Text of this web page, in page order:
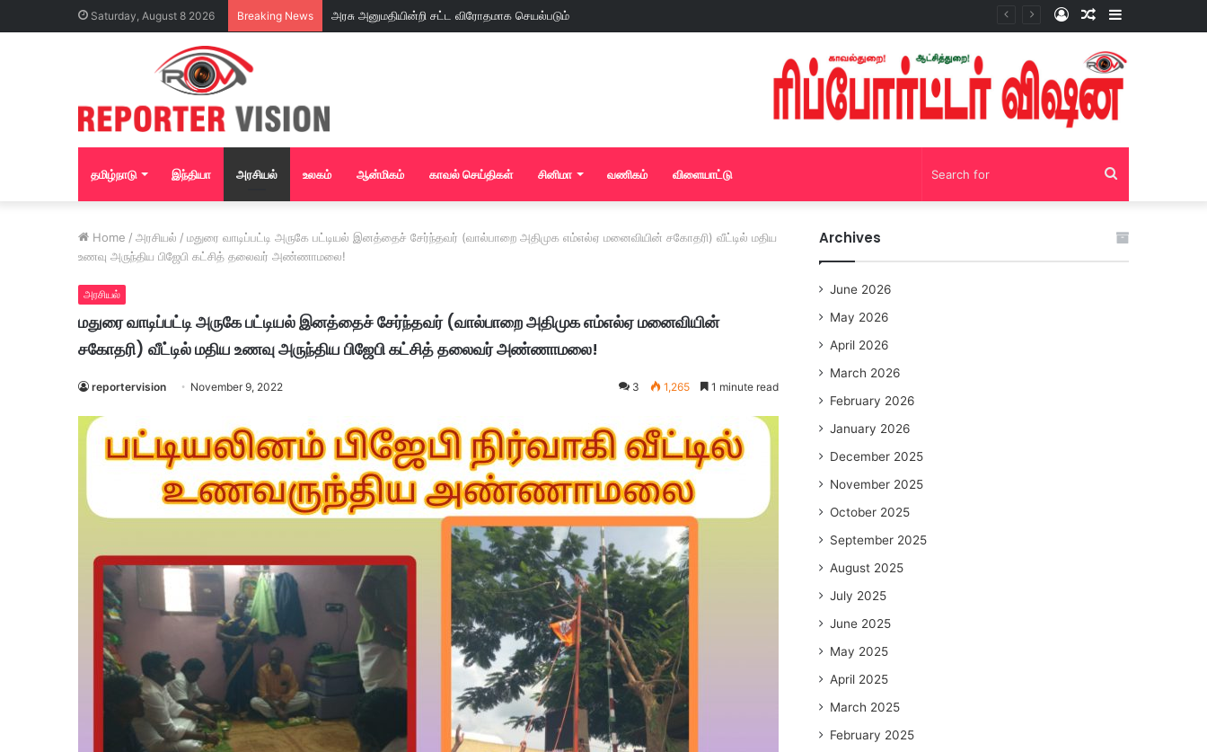
Saturday, August 8 2026 Breaking News Sidebar
Random
Log
தமிழ்நாடு இந்தியா அரசியல் உலகம் ஆன்மிகம் காவல் செய்திகள் சினிமா வணிகம் விளையாட்டு Search
Home / அரசியல் / மதுரை வாடிப்பட்டி அருகே பட்டியல் இனத்தைச் சேர்ந்தவர் (வால்பாறை அதிமுக எம்எல்ஏ மனைவியின் சகோதரி) வீட்டில் மதிய
உணவு அருந்திய பிஜேபி கட்சித் தலைவர் அண்ணாமலை!
அரசியல்
மதுரை வாடிப்பட்டி அருகே பட்டியல் இனத்தைச் சேர்ந்தவர் (வால்பாறை அதிமுக எம்எல்ஏ மனைவியின்
சகோதரி) வீட்டில் மதிய உணவு அருந்திய பிஜேபி கட்சித் தலைவர் அண்ணாமலை!
reportervision November 9, 2022 3 1,265 1 minute read
Archives
June 2026
May 2026
April 2026
March 2026
February 2026
January 2026
December 2025
November 2025
October 2025
September 2025
August 2025
July 2025
June 2025
May 2025
April 2025
March 2025
February 2025